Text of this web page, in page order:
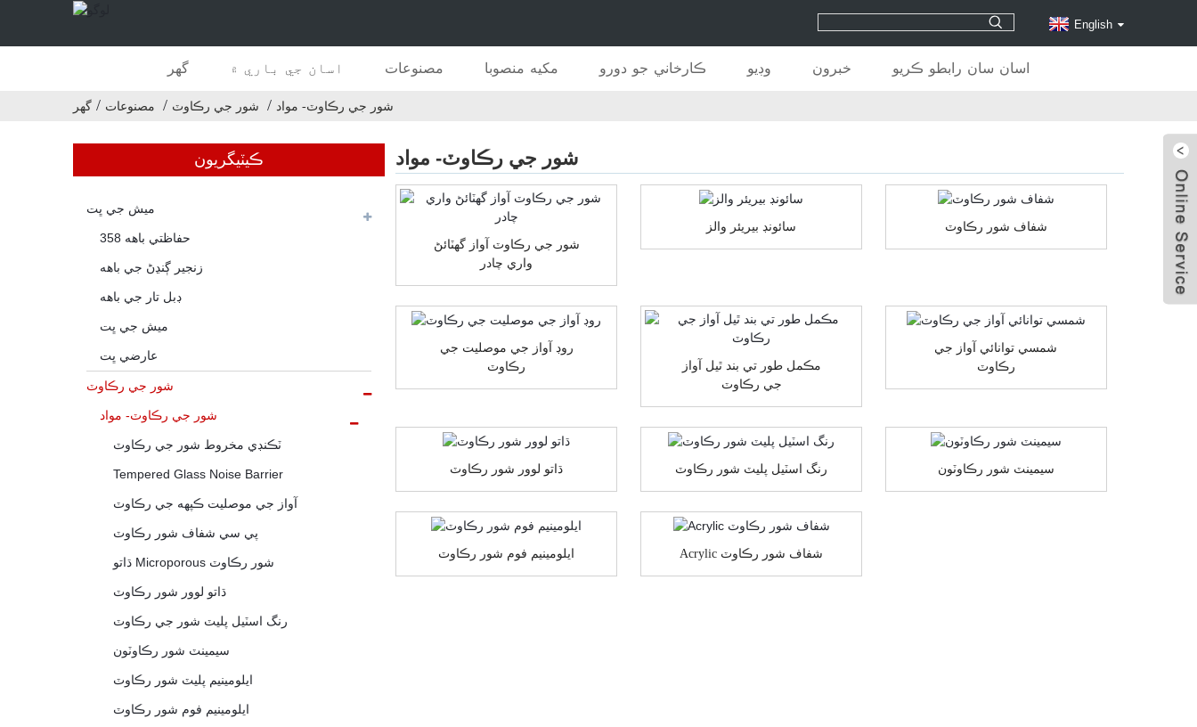
English
گهر اسان جي باري ۾ مصنوعات مکيه منصوبا ڪارخاني جو دورو وڊيو خبرون اسان سان رابطو ڪريو
گهر مصنوعات شور جي رڪاوٽ شور جي رڪاوٽ- مواد
ڪيٽيگريون
ميش جي ڀت
358 حفاظتي باهه
زنجير ڳنڍڻ جي باهه
ڊبل تار جي باهه
ميش جي ڀت
عارضي ڀت
شور جي رڪاوٽ
شور جي رڪاوٽ- مواد
ٽڪنڊي مخروط شور جي رڪاوٽ
Tempered Glass Noise Barrier
آواز جي موصليت ڪپهه جي رڪاوٽ
پي سي شفاف شور رڪاوٽ
ڌاتو Microporous شور رڪاوٽ
ڌاتو لوور شور رڪاوٽ
رنگ اسٽيل پليٽ شور جي رڪاوٽ
سيمينٽ شور رڪاوٽون
ايلومينيم پليٽ شور رڪاوٽ
ايلومينيم فوم شور رڪاوٽ
شور جي رڪاوٽ- مواد
شور جي رڪاوٽ آواز گھٽائڻ
واري چادر
سائونڊ بيريئر والز شفاف شور رڪاوٽ
روڊ آواز جي موصليت جي
رڪاوٽ
مڪمل طور تي بند ٿيل آواز
جي رڪاوٽ
شمسي توانائي آواز جي
رڪاوٽ
ڌاتو لوور شور رڪاوٽ رنگ اسٽيل پليٽ شور رڪاوٽ سيمينٽ شور رڪاوٽون
ايلومينيم فوم شور رڪاوٽ Acrylic شفاف شور رڪاوٽ